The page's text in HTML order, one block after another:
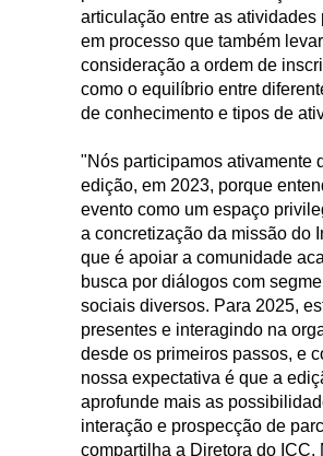
articulação entre as atividades
em processo que também
consideração a ordem de
como o equilíbrio entre
de conhecimento e tipos de
"Nós participamos ativamente
edição, em 2023, porque
evento como um espaço
a concretização da missão do
que é apoiar a comunidade
busca por diálogos com
sociais diversos. Para 2025,
presentes e interagindo na
desde os primeiros passos, e
nossa expectativa é que a
aprofunde mais as
interação e prospecção de
compartilha a Diretora do ICC,